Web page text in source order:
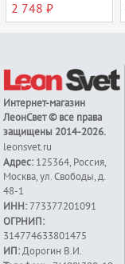
2 748 ₽
Интернет-магазин
ЛеонСвет© все права
защищены 2014-2026.
leonsvet.ru
Адрес: 125364,Россия,
Москва,ул. Свободы, д.
48-1
ИНН:773377201091
ОГРНИП:
314774633801475
ИП:Дорогин В.И.